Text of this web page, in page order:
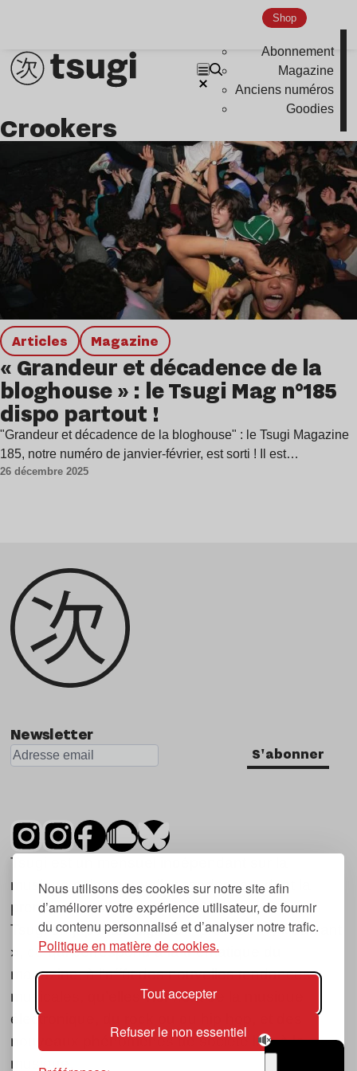
Nous utilisons des cookies sur notre site afin
d’améliorer votre expérience utilisateur, de fournir
du contenu personnalisé et d’analyser notre trafic.
Politique en matière de cookies.
Tout accepter
Refuser le non essentiel
Shop
Abonnement
Magazine
Anciens numéros
Goodies
Indie
Crookers
Articles magazine
« Grandeur et décadence de la
bloghouse » : le Tsugi Mag n°185
dispo partout !
"Grandeur et décadence de la bloghouse" : le Tsugi Magazine
185, notre numéro de janvier-février, est sorti ! Il est…
26 décembre 2025
Newsletter
S'abonner
Tsugi est un mensuel indépendant sur la
musique et les nouvelles tendances, dont la
première parution date de 2007.
Tsugi en japonais signifie « prochain », « suivant
», ce qui correspond à la thématique du
magazine, à l’affût des nouvelles tendances
musicales, qu’elles viennent de la musique
électronique, du rock ou du hip hop, et des
nouveaux phénomènes de société liés à la
musique.